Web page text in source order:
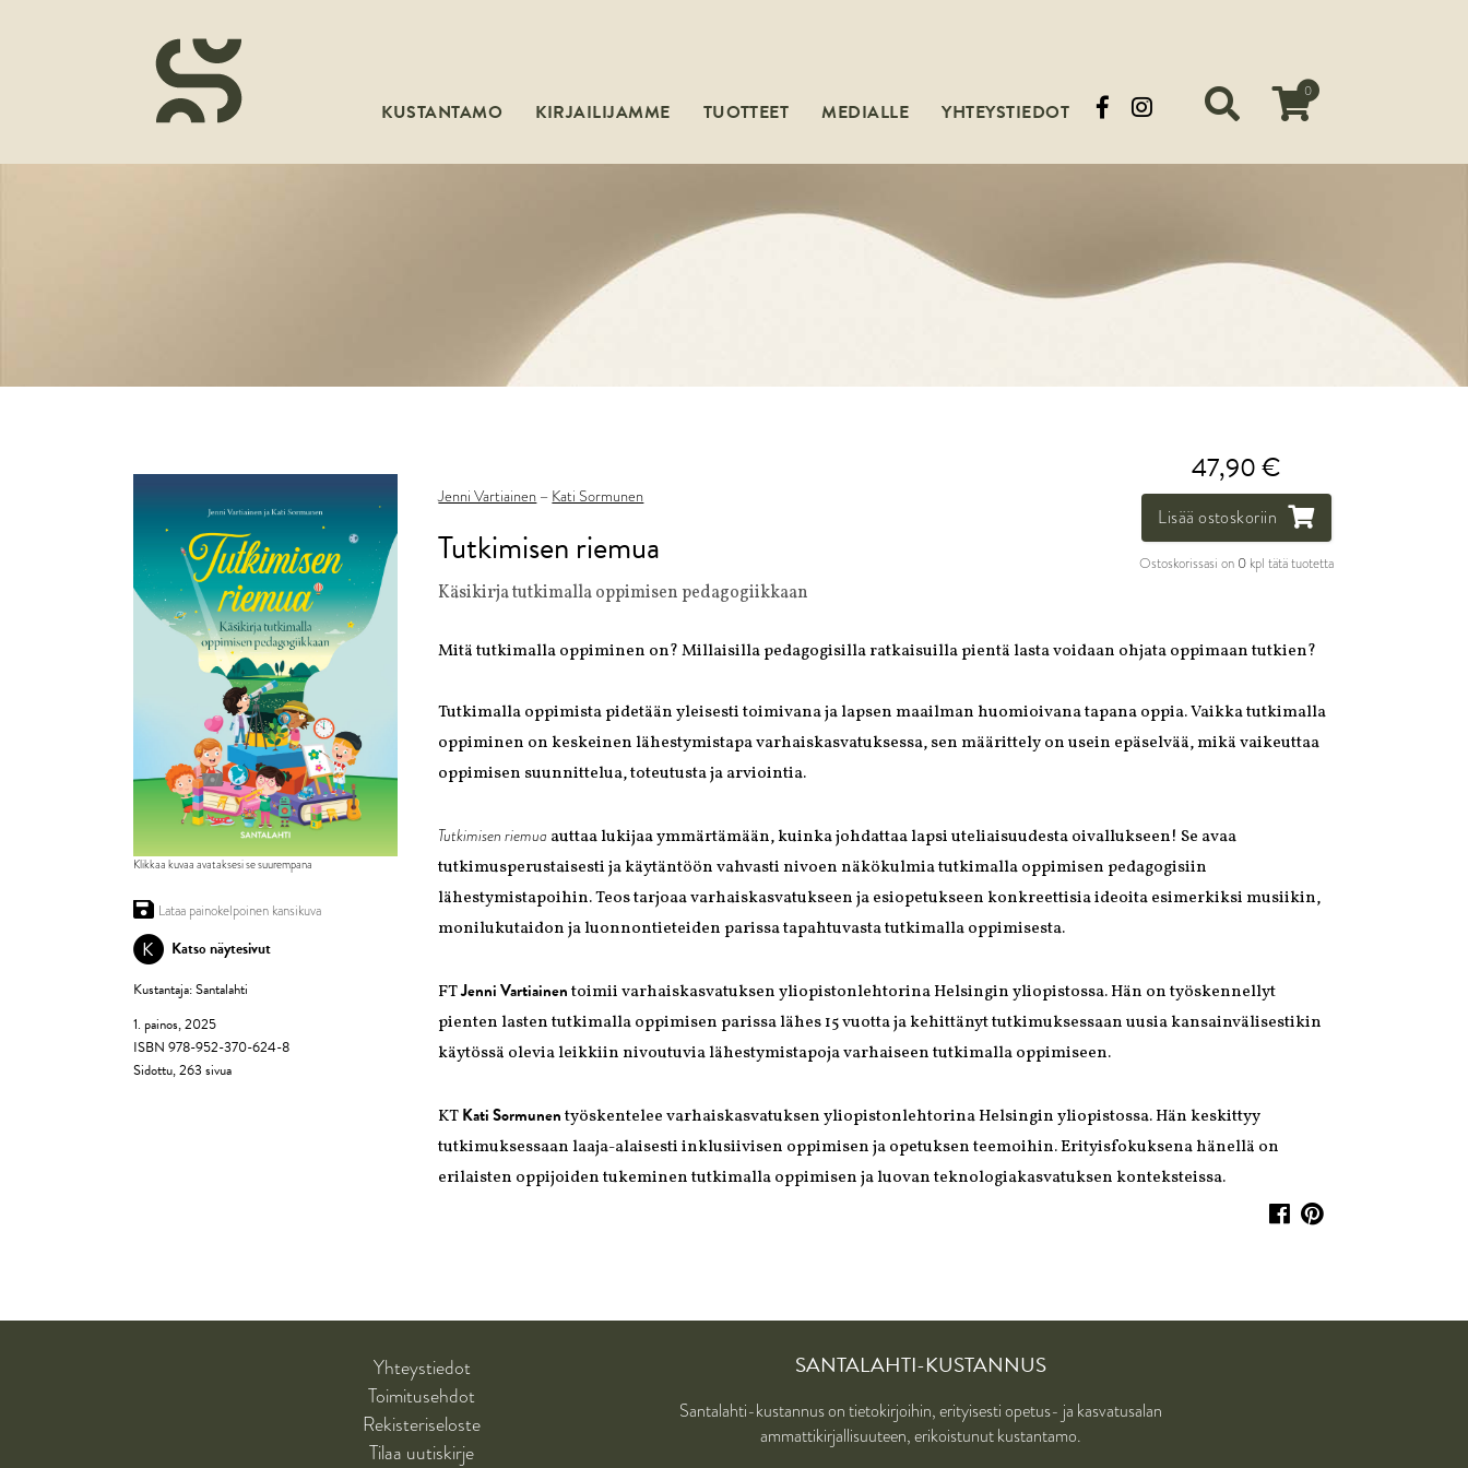
KUSTANTAMO KIRJAILIJAMME TUOTTEET MEDIALLE YHTEYSTIEDOT
0
47,90 €
Lisää ostoskoriin
Ostoskorissasi on 0 kpl tätä tuotetta
Klikkaa kuvaa avataksesi se suurempana
Lataa painokelpoinen kansikuva
K Katso näytesivut
Kustantaja: Santalahti
1. painos, 2025
ISBN 978-952-370-624-8
Sidottu, 263 sivua
Jenni Vartiainen–Kati Sormunen
Tutkimisen riemua
Käsikirja tutkimalla oppimisen pedagogiikkaan
Mitä tutkimalla oppiminen on? Millaisilla pedagogisilla ratkaisuilla pientä lasta voidaan ohjata oppimaan tutkien?
Tutkimalla oppimista pidetään yleisesti toimivana ja lapsen maailman huomioivana tapana oppia. Vaikka tutkimalla
oppiminen on keskeinen lähestymistapa varhaiskasvatuksessa, sen määrittely on usein epäselvää, mikä vaikeuttaa
oppimisen suunnittelua, toteutusta ja arviointia.
Tutkimisen riemua auttaa lukijaa ymmärtämään, kuinka johdattaa lapsi uteliaisuudesta oivallukseen! Se avaa
tutkimusperustaisesti ja käytäntöön vahvasti nivoen näkökulmia tutkimalla oppimisen pedagogisiin
lähestymistapoihin. Teos tarjoaa varhaiskasvatukseen ja esiopetukseen konkreettisia ideoita esimerkiksi musiikin,
monilukutaidon ja luonnontieteiden parissa tapahtuvasta tutkimalla oppimisesta.
FTJenni Vartiainentoimii varhaiskasvatuksen yliopistonlehtorina Helsingin yliopistossa. Hän on työskennellyt
pienten lasten tutkimalla oppimisen parissa lähes 15 vuotta ja kehittänyt tutkimuksessaan uusia kansainvälisestikin
käytössä olevia leikkiin nivoutuvia lähestymistapoja varhaiseen tutkimalla oppimiseen.
KTKati Sormunentyöskentelee varhaiskasvatuksen yliopistonlehtorina Helsingin yliopistossa. Hän keskittyy
tutkimuksessaan laaja-alaisesti inklusiivisen oppimisen ja opetuksen teemoihin. Erityisfokuksena hänellä on
erilaisten oppijoiden tukeminen tutkimalla oppimisen ja luovan teknologiakasvatuksen konteksteissa.
Yhteystiedot
Toimitusehdot
Rekisteriseloste
Tilaa uutiskirje
SANTALAHTI-KUSTANNUS
Santalahti-kustannus on tietokirjoihin, erityisesti opetus- ja kasvatusalan
ammattikirjallisuuteen, erikoistunut kustantamo.